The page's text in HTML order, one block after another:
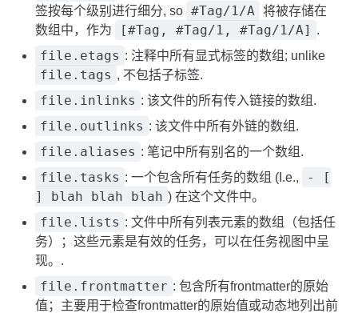
签按每个级别进行细分, so #Tag/1/A 将被存储在
数组中，作为
[#Tag, #Tag/1, #Tag/1/A] .
file.etags : 注释中所有显式标签的数组; unlike
file.tags , 不包括子标签.
file.inlinks : 该文件的所有传入链接的数组.
file.outlinks : 该文件中所有外链的数组.
file.aliases : 笔记中所有别名的一个数组.
file.tasks : 一个包含所有任务的数组 (I.e.,
- [
] blah blah blah ) 在这个文件中。
file.lists : 文件中所有列表元素的数组（包括任
务）；这些元素是有效的任务，可以在任务视图中呈
现。.
file.frontmatter : 包含所有frontmatter的原始
值；主要用于检查frontmatter的原始值或动态地列出前